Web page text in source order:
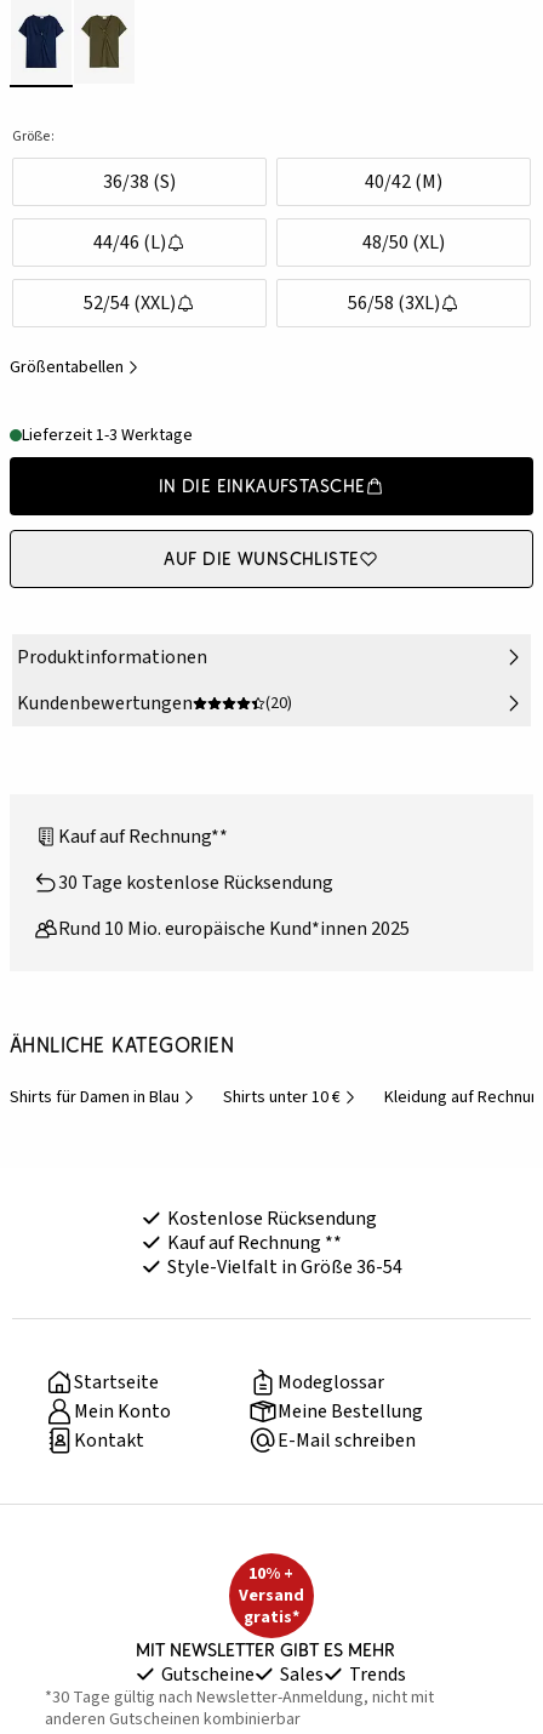
Größe:
36/38 (S) 40/42 (M)
44/46 (L) 48/50 (XL)
52/54 (XXL) 56/58 (3XL)
Größentabellen
Lieferzeit 1-3 Werktage
In die Einkaufstasche
Auf die Wunschliste
Produktinformationen
Kundenbewertungen
(20)
Kauf auf Rechnung**
30 Tage kostenlose Rücksendung
Rund 10 Mio. europäische Kund*innen 2025
Ähnliche Kategorien
Shirts für Damen in Blau Shirts unter 10 € Kleidung auf
Kostenlose Rücksendung
Kauf auf Rechnung **
Style-Vielfalt in Größe 36-54
Startseite
Modeglossar
Mein Konto
Meine Bestellung
Kontakt
E-Mail schreiben
10% +
Versand
gratis*
Mit Newsletter gibt es mehr
Gutscheine Sales Trends
*30 Tage gültig nach Newsletter-Anmeldung, nicht mit
anderen Gutscheinen kombinierbar